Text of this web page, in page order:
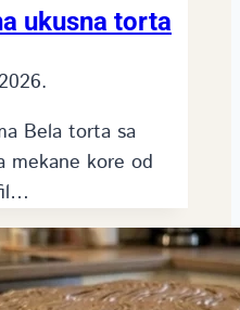
ukusna torta
Bela torta sa
mekane kore od